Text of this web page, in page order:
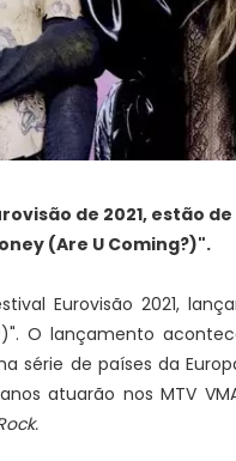
de 2021, estão
(Are U Coming?)".
Eurovisão 2021,
O lançamento
série de países da
atuarão nos MTV